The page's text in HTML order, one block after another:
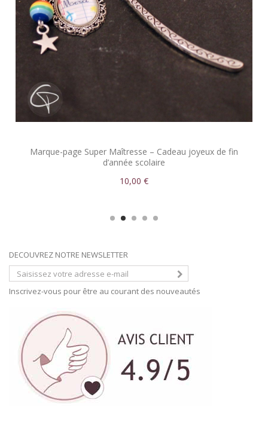
Marque-page Super Maîtresse – Cadeau joyeux de fin
d’année scolaire
10,00 €
DECOUVREZ NOTRE NEWSLETTER
Inscrivez-vous pour être au courant des nouveautés